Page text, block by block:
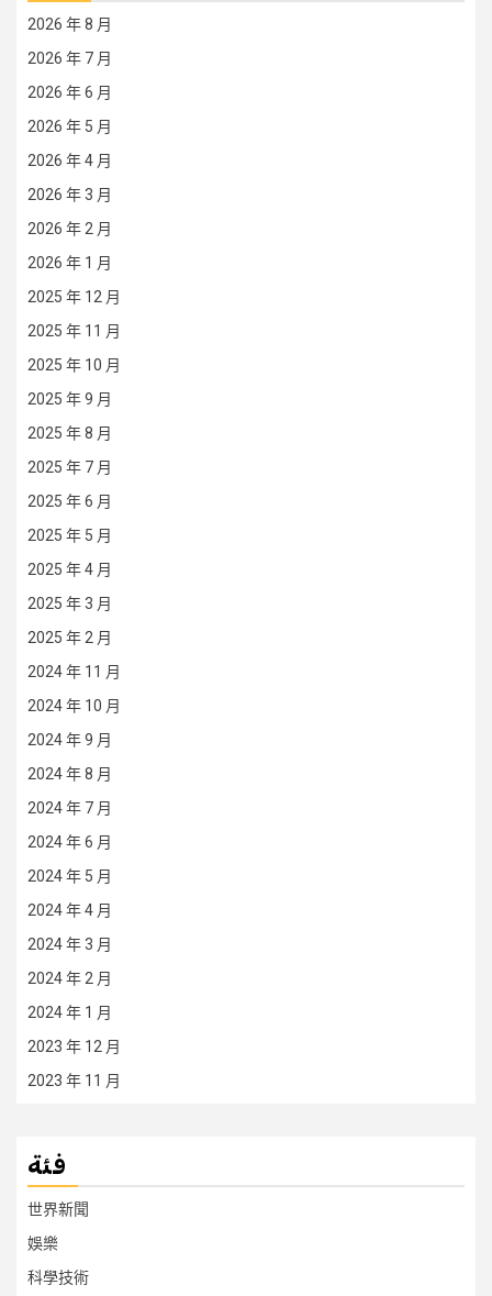
2026 年 8 月
2026 年 7 月
2026 年 6 月
2026 年 5 月
2026 年 4 月
2026 年 3 月
2026 年 2 月
2026 年 1 月
2025 年 12 月
2025 年 11 月
2025 年 10 月
2025 年 9 月
2025 年 8 月
2025 年 7 月
2025 年 6 月
2025 年 5 月
2025 年 4 月
2025 年 3 月
2025 年 2 月
2024 年 11 月
2024 年 10 月
2024 年 9 月
2024 年 8 月
2024 年 7 月
2024 年 6 月
2024 年 5 月
2024 年 4 月
2024 年 3 月
2024 年 2 月
2024 年 1 月
2023 年 12 月
2023 年 11 月
فئة
世界新聞
娛樂
科學技術